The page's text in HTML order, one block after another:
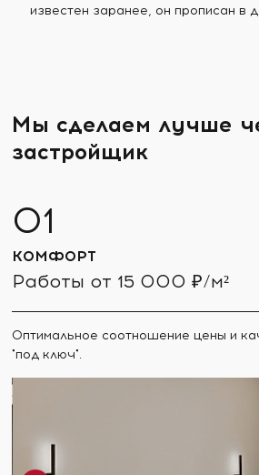
известен заранее, он прописан в
Мы сделаем лучше
застройщик
КОМФОРТ
Работы от 15 000 ₽/м²
Оптимальное соотношение цены и
"под ключ".